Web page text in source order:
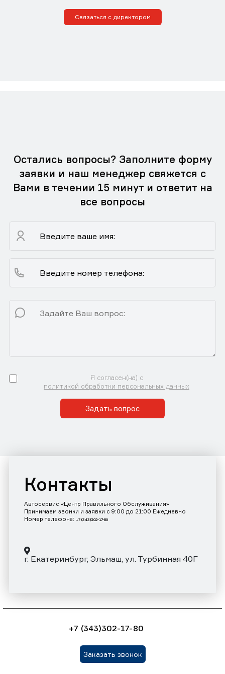
Связаться с директором
Остались вопросы? Заполните форму
заявки и наш менеджер свяжется с
Вами в течении 15 минут и ответит на
все вопросы
Я согласен(на) с
политикой обработки персональных данных
Задать вопрос
Контакты
Автосервис «Центр Правильного Обслуживания»
Принимаем звонки и заявки с 9:00 до 21:00 Ежедневно
Номер телефона: +7 (343)302-17-80
г. Екатеринбург, Эльмаш, ул. Турбинная 40Г
+7 (343)302-17-80
Заказать звонок